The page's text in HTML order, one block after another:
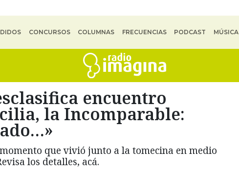
CONCURSOS COLUMNAS FRECUENCIAS PODCAST MÚSICA
encuentro
la Incomparable:
que vivió junto a la tomecina en medio
los detalles, acá.